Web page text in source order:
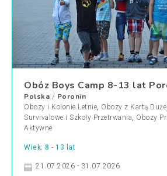
Obóz Boys Camp 8-13 lat
Polska / Poronin
Obozy i Kolonie Letnie, Obozy z Kartą
Survivalowe i Szkoły Przetrwania, Obozy
Aktywne
Wiek: 8 - 13 lat
21.07.2026 - 31.07.2026